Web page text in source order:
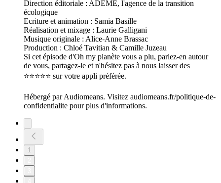
Direction éditoriale : ADEME, l'agence de la transition
écologique
Ecriture et animation : Samia Basille
Réalisation et mixage : Laurie Galligani
Musique originale : Alice-Anne Brassac
Production : Chloé Tavitian & Camille Juzeau
Si cet épisode d'Oh my planète vous a plu, parlez-en autour
de vous, partagez-le et n'hésitez pas à nous laisser des
⭐️⭐️⭐️⭐️⭐️ sur votre appli préférée.
Hébergé par Audiomeans. Visitez audiomeans.fr/politique-de-
confidentialite pour plus d'informations.
1